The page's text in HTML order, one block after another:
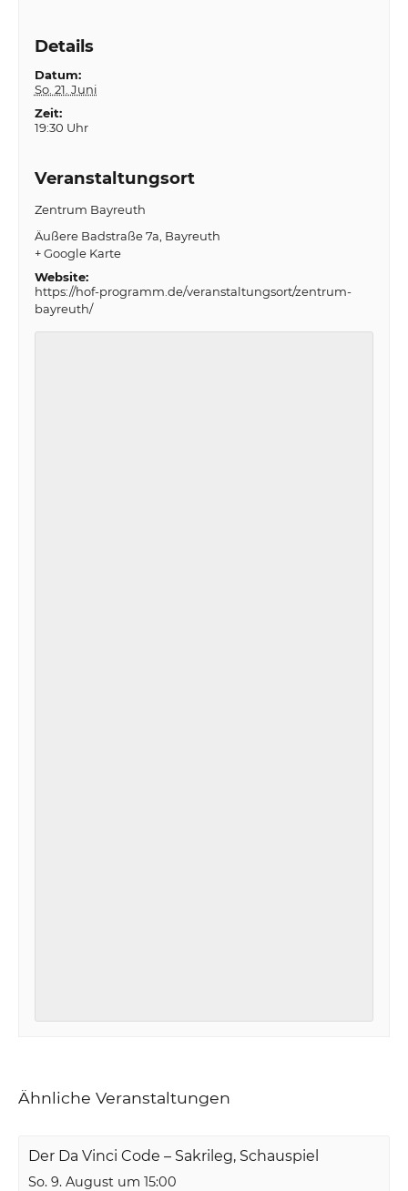
Details
Datum:
So. 21. Juni
Zeit:
19:30 Uhr
Veranstaltungsort
Zentrum Bayreuth
Äußere Badstraße 7a Bayreuth
+ Google Karte
Website:
https://hof-programm.de/veranstaltungsort/zentrum-
bayreuth/
Ähnliche Veranstaltungen
Der Da Vinci Code – Sakrileg, Schauspiel
So. 9. August um 15:00